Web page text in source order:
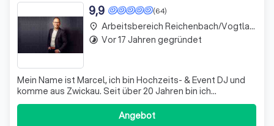
(64)
9,9
Mein Name ist Marcel, ich bin Hochzeits- & Event DJ und
komme aus Zwickau. Seit über 20 Jahren bin ich
leidenschaftlich als professioneller DJ unterwegs und
begeistere Menschen mit meiner Arbeit.
Angebot
place Arbeitsbereich Reichenbach/Vogtland
timelapse Vor 17 Jahren gegründet